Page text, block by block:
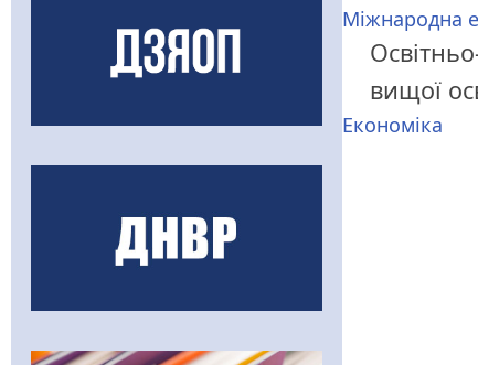
Міжнародна
вищої
Економіка